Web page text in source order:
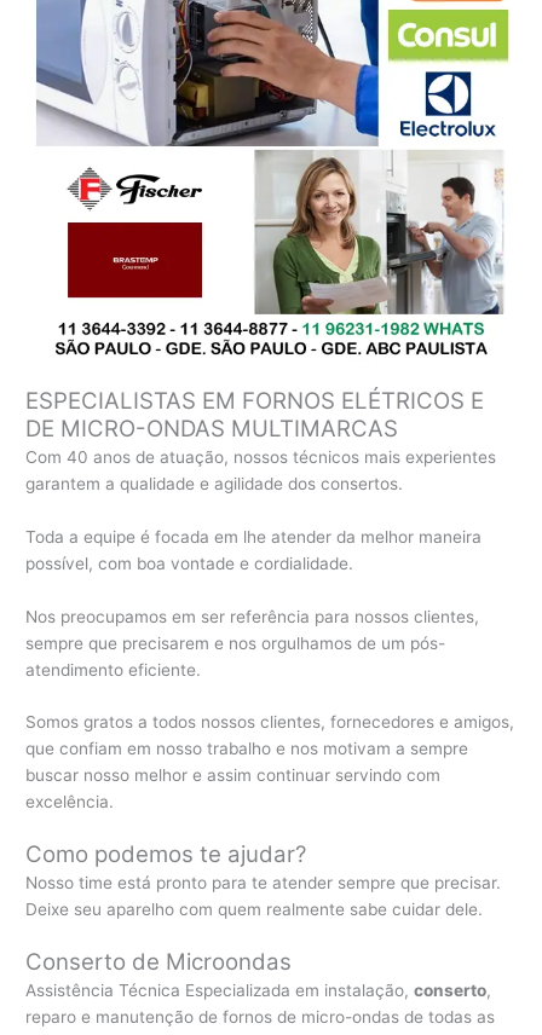
ESPECIALISTAS EM FORNOS ELÉTRICOS E
DE MICRO-ONDAS MULTIMARCAS
Com 40 anos de atuação, nossos técnicos mais experientes
garantem a qualidade e agilidade dos consertos.
Toda a equipe é focada em lhe atender da melhor maneira
possível, com boa vontade e cordialidade.
Nos preocupamos em ser referência para nossos clientes,
sempre que precisarem e nos orgulhamos de um pós-
atendimento eficiente.
Somos gratos a todos nossos clientes, fornecedores e amigos,
que confiam em nosso trabalho e nos motivam a sempre
buscar nosso melhor e assim continuar servindo com
excelência.
Como podemos te ajudar?
Nosso time está pronto para te atender sempre que precisar.
Deixe seu aparelho com quem realmente sabe cuidar dele.
Conserto de Microondas
Assistência Técnica Especializada em instalação,conserto,
reparo e manutenção de fornos de micro-ondas de todas as